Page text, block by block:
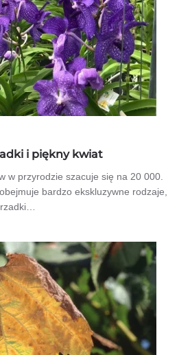
i piękny kwiat
w przyrodzie szacuje się na 20 000.
bardzo ekskluzywne rodzaje,